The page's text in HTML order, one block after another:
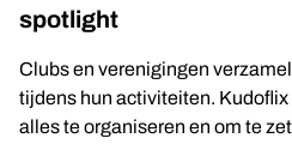
spotlight
Clubs en verenigingen
tijdens hun activiteiten.
alles te organiseren en om te